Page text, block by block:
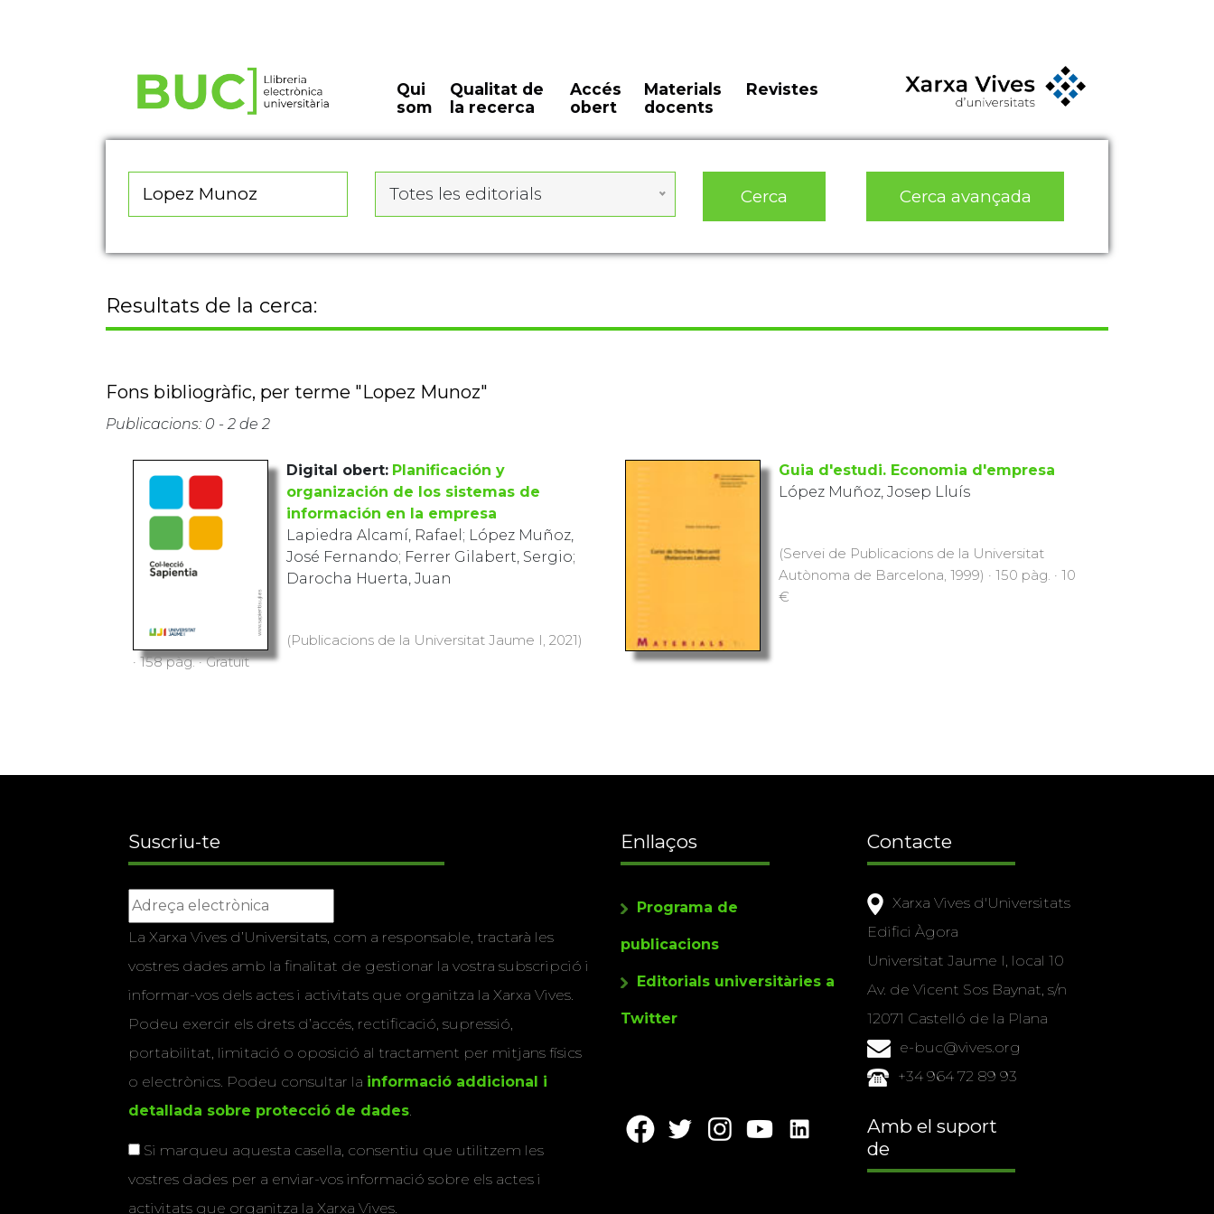
som
la recerca
obert
docents
Totes les editorials
Resultats de la cerca:
de los sistemas de información en la
empresa
Lapiedra Alcamí, Rafael; López Muñoz,
José Fernando; Ferrer Gilabert, Sergio;
Darocha Huerta, Juan
(Publicacions de la Universitat Jaume I, 2021)
· 158 pàg. · Gratuït
López Muñoz, Josep Lluís
Autònoma de Barcelona, 1999) · 150 pàg. · 10
€
Suscriu-te
La Xarxa Vives d’Universitats, com a responsable, tractarà les
vostres dades amb la finalitat de gestionar la vostra subscripció i
informar-vos dels actes i activitats que organitza la Xarxa Vives.
Podeu exercir els drets d’accés, rectificació, supressió,
portabilitat, limitació o oposició al tractament per mitjans físics
o electrònics. Podeu consultar la informació addicional i
detallada sobre protecció de dades.
Si marqueu aquesta casella, consentiu que utilitzem les
vostres dades per a enviar-vos informació sobre els actes i
activitats que organitza la Xarxa Vives.
Enllaços
Programa de
publicacions
Editorials universitàries a
Twitter
Contacte
Xarxa Vives d'Universitats
Edifici Àgora
Universitat Jaume I, local 10
Av. de Vicent Sos Baynat, s/n
12071 Castelló de la Plana
e-buc@vives.org
+34 964 72 89 93
Amb el suport
de